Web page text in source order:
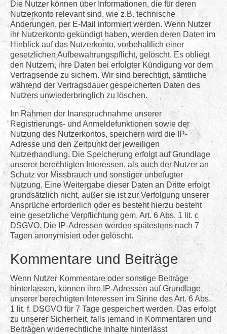
Die Nutzer können über Informationen, die für deren
Nutzerkonto relevant sind, wie z.B. technische
Änderungen, per E-Mail informiert werden. Wenn Nutzer
ihr Nutzerkonto gekündigt haben, werden deren Daten im
Hinblick auf das Nutzerkonto, vorbehaltlich einer
gesetzlichen Aufbewahrungspflicht, gelöscht. Es obliegt
den Nutzern, ihre Daten bei erfolgter Kündigung vor dem
Vertragsende zu sichern. Wir sind berechtigt, sämtliche
während der Vertragsdauer gespeicherten Daten des
Nutzers unwiederbringlich zu löschen.
Im Rahmen der Inanspruchnahme unserer
Registrierungs- und Anmeldefunktionen sowie der
Nutzung des Nutzerkontos, speichern wird die IP-
Adresse und den Zeitpunkt der jeweiligen
Nutzerhandlung. Die Speicherung erfolgt auf Grundlage
unserer berechtigten Interessen, als auch der Nutzer an
Schutz vor Missbrauch und sonstiger unbefugter
Nutzung. Eine Weitergabe dieser Daten an Dritte erfolgt
grundsätzlich nicht, außer sie ist zur Verfolgung unserer
Ansprüche erforderlich oder es besteht hierzu besteht
eine gesetzliche Verpflichtung gem. Art. 6 Abs. 1 lit. c
DSGVO. Die IP-Adressen werden spätestens nach 7
Tagen anonymisiert oder gelöscht.
Kommentare und Beiträge
Wenn Nutzer Kommentare oder sonstige Beiträge
hinterlassen, können ihre IP-Adressen auf Grundlage
unserer berechtigten Interessen im Sinne des Art. 6 Abs.
1 lit. f. DSGVO für 7 Tage gespeichert werden. Das erfolgt
zu unserer Sicherheit, falls jemand in Kommentaren und
Beiträgen widerrechtliche Inhalte hinterlässt